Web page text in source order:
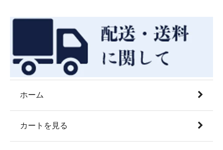
ホーム
カートを見る